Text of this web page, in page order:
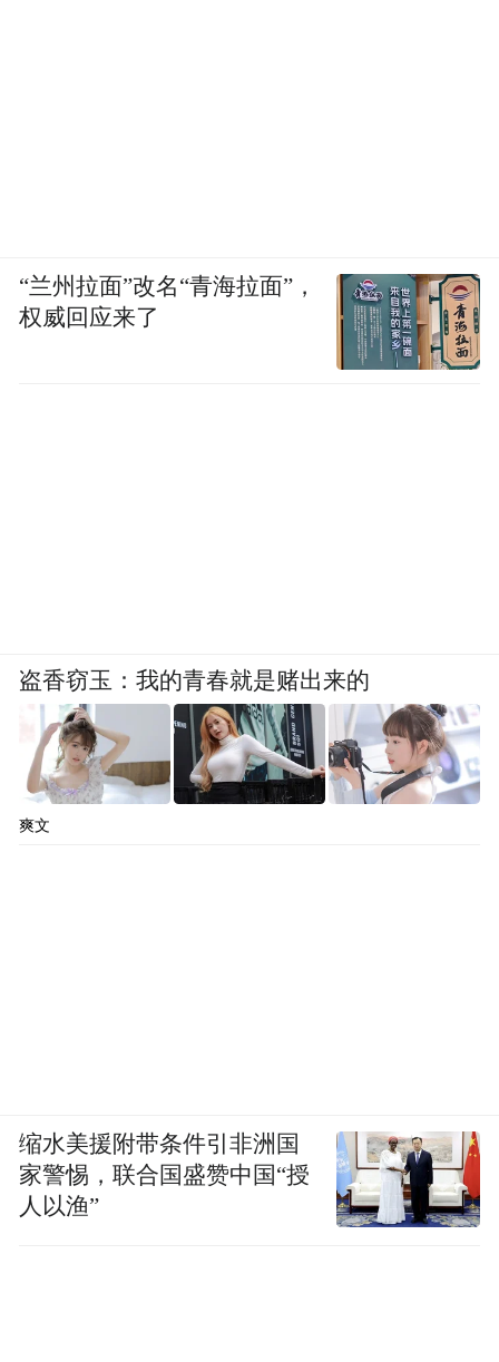
“兰州拉面”改名“青海拉面”，
权威回应来了
盗香窃玉：我的青春就是赌出来的
爽文
缩水美援附带条件引非洲国
家警惕，联合国盛赞中国“授
人以渔”